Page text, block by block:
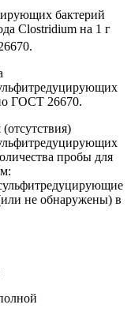
бактерий
Clostridium на 1 г
ГОСТ 26670.
пробы для
не обнаружены) в